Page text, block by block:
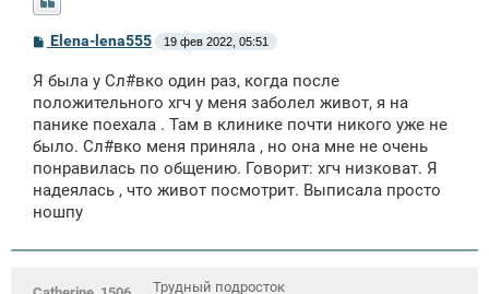
С
о
б
щ
н
и
Elena-lena555 19 фев 2022, 05:51
Я была у Сл#вко один раз, когда после
положительного хгч у меня заболел живот, я на
панике поехала . Там в клинике почти никого уже не
было. Сл#вко меня приняла , но она мне не очень
понравилась по общению. Говорит: хгч низковат. Я
надеялась , что живот посмотрит. Выписала просто
ношпу
Трудный подросток